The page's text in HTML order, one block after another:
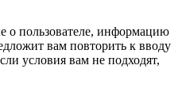
о пользователе, информацию
вам повторить к вводу
условия вам не подходят,